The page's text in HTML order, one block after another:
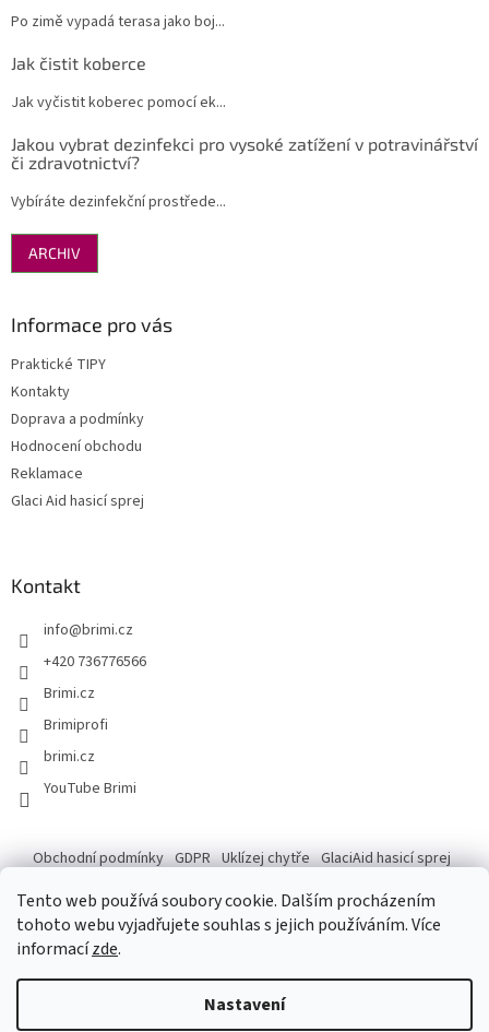
Tento web používá soubory cookie. Dalším procházením
tohoto webu vyjadřujete souhlas s jejich používáním. Více
informacízde.
Nastavení
našeho skladníka nemá, ale zdatně se k tomu blíží. Pokud tedy vaše
Po zimě vypadá terasa jako boj...
Jak čistit koberce
Jak vyčistit koberec pomocí ek...
Jakou vybrat dezinfekci pro vysoké zatížení v potravinářství
či zdravotnictví?
Vybíráte dezinfekční prostřede...
ARCHIV
Informace pro vás
Praktické TIPY
Kontakty
Doprava a podmínky
Hodnocení obchodu
Reklamace
Glaci Aid hasicí sprej
Kontakt
info@brimi.cz
+420 736776566
Brimi.cz
Brimiprofi
brimi.cz
YouTube Brimi
Obchodní podmínky GDPR Uklízej chytře GlaciAid hasicí sprej
Vytvořil Shoptet